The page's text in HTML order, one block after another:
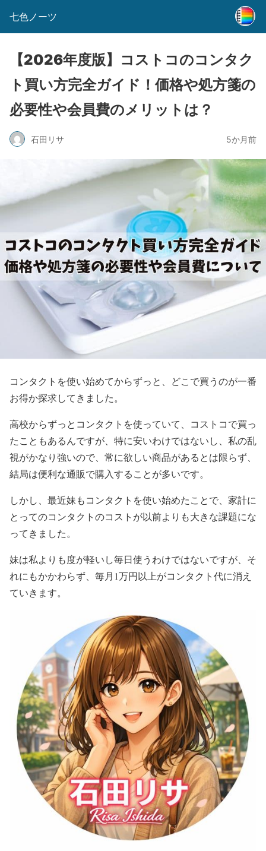
七色ノーツ
【2026年度版】コストコのコンタク
ト買い方完全ガイド！価格や処方箋の
必要性や会員費のメリットは？
石田リサ 5か月前
コンタクトを使い始めてからずっと、どこで買うのが一番
お得か探求してきました。
高校からずっとコンタクトを使っていて、コストコで買っ
たこともあるんですが、特に安いわけではないし、私の乱
視がかなり強いので、常に欲しい商品があるとは限らず、
結局は便利な通販で購入することが多いです。
しかし、最近妹もコンタクトを使い始めたことで、家計に
とってのコンタクトのコストが以前よりも大きな課題にな
ってきました。
妹は私よりも度が軽いし毎日使うわけではないですが、そ
れにもかかわらず、毎月1万円以上がコンタクト代に消え
ていきます。